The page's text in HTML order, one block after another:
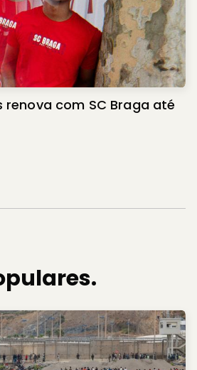
renova com SC Braga até